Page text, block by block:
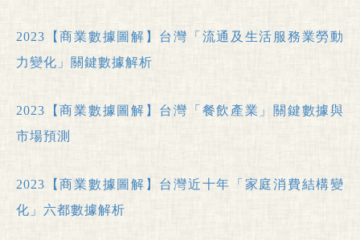
2023【商業數據圖解】台灣「流通及生活服務業勞動
力變化」關鍵數據解析
2023【商業數據圖解】台灣「餐飲產業」關鍵數據與
市場預測
2023【商業數據圖解】台灣近十年「家庭消費結構變
化」六都數據解析